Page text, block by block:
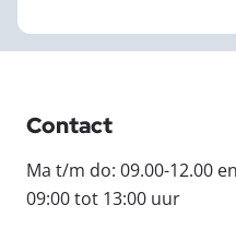
Contact
Ma t/m do: 09.00-12.00
09:00 tot 13:00 uur